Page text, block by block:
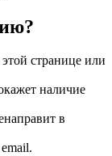
странице или
наличие
в